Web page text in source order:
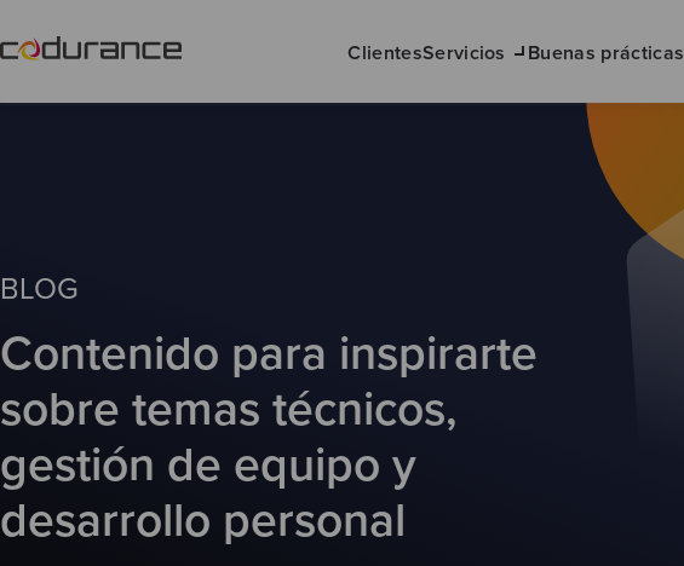
ClientesServicios Buenas prácticas
BLOG
Contenido para inspirarte
sobre temas técnicos,
gestión de equipo y
desarrollo personal